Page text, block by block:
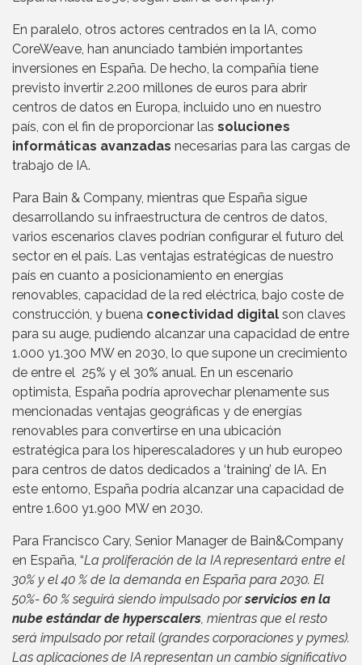
En paralelo, otros actores centrados en la IA, como
CoreWeave, han anunciado también importantes
inversiones en España. De hecho, la compañía tiene
previsto invertir 2.200 millones de euros para abrir
centros de datos en Europa, incluido uno en nuestro
país, con el fin de proporcionar las soluciones
informáticas avanzadas necesarias para las cargas de
trabajo de IA.
Para Bain & Company, mientras que España sigue
desarrollando su infraestructura de centros de datos,
varios escenarios claves podrían configurar el futuro del
sector en el país. Las ventajas estratégicas de nuestro
país en cuanto a posicionamiento en energías
renovables, capacidad de la red eléctrica, bajo coste de
construcción, y buena conectividad digital son claves
para su auge, pudiendo alcanzar una capacidad de entre
1.000 y1.300 MW en 2030, lo que supone un crecimiento
de entre el 25% y el 30% anual. En un escenario
optimista, España podría aprovechar plenamente sus
mencionadas ventajas geográficas y de energías
renovables para convertirse en una ubicación
estratégica para los hiperescaladores y un hub europeo
para centros de datos dedicados a ‘training’ de IA. En
este entorno, España podría alcanzar una capacidad de
entre 1.600 y1.900 MW en 2030.
Para Francisco Cary, Senior Manager de Bain&Company
en España, “La proliferación de la IA representará entre el
30% y el 40 % de la demanda en España para 2030. El
50%- 60 % seguirá siendo impulsado porservicios en la
nube estándar de hyperscalers , mientras que el resto
será impulsado por retail (grandes corporaciones y pymes).
Las aplicaciones de IA representan un cambio significativo